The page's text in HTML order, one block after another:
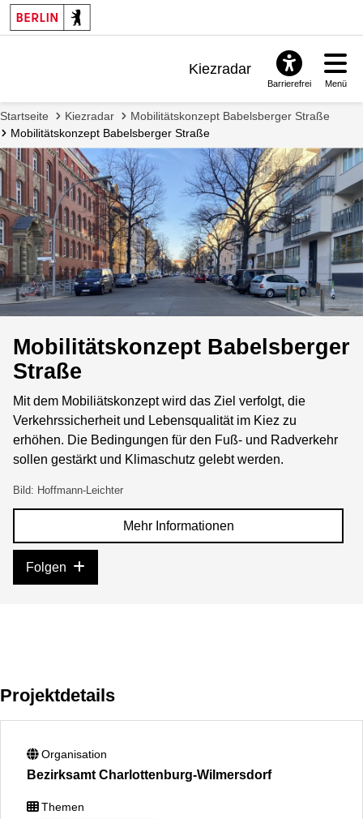
Kiezradar
FAQ & Support
Barrierefrei Menü
Startseite Kiezradar
Mobilitätskonzept Babelsberger Straße
Mobilitätskonzept Babelsberger Straße
Mobilitätskonzept Babelsberger
Straße
Mit dem Mobiliätskonzept wird das Ziel verfolgt, die
Verkehrssicherheit und Lebensqualität im Kiez zu
erhöhen. Die Bedingungen für den Fuß- und Radverkehr
sollen gestärkt und Klimaschutz gelebt werden.
Bild: Hoffmann-Leichter
Mehr Informationen
Folgen
Projektdetails
Organisation
Bezirksamt Charlottenburg-Wilmersdorf
Themen